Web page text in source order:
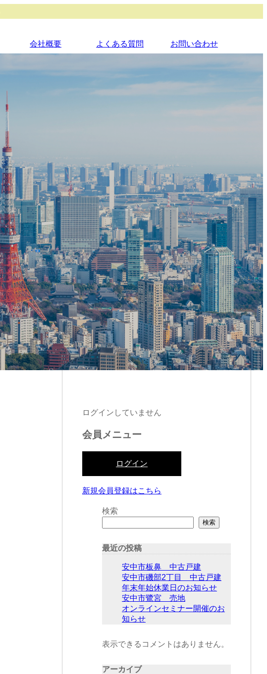
会社概要 よくある質問 お問い合わせ
ログインしていません
会員メニュー
ログイン
新規会員登録はこちら
検索
検索
最近の投稿
安中市板鼻 中古戸建
安中市磯部2丁目 中古戸建
年末年始休業日のお知らせ
安中市鷺宮 売地
オンラインセミナー開催のお
知らせ
表示できるコメントはありません。
アーカイブ